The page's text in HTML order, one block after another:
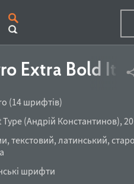
Extra Bold
(14 шрифтів)
Type(Андрій Константинов),
, текстовий, латинський,
шрифти